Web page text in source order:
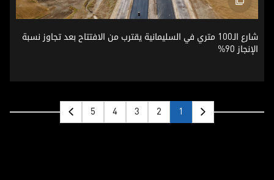
شارع الـ100 متري في السليمانية يقترب من الافتتاح بعد تجاوز نسبة الإنجاز 90%
شارع الـ100 متري في السليمانية يقترب من الافتتاح بعد تجاوز نسبة
الإنجاز 90%
1
2
3
4
5